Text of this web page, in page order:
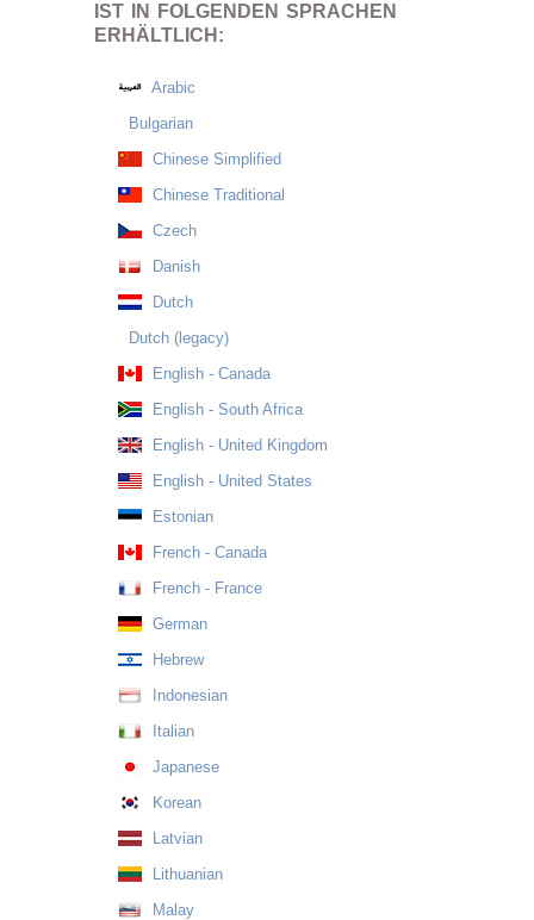
IST IN FOLGENDEN SPRACHEN
ERHÄLTLICH:
Arabic
Bulgarian
Chinese Simplified
Chinese Traditional
Czech
Danish
Dutch
Dutch (legacy)
English - Canada
English - South Africa
English - United Kingdom
English - United States
Estonian
French - Canada
French - France
German
Hebrew
Indonesian
Italian
Japanese
Korean
Latvian
Lithuanian
Malay